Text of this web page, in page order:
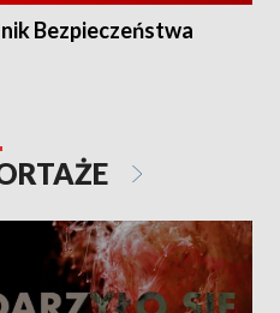
Bezpieczeństwa